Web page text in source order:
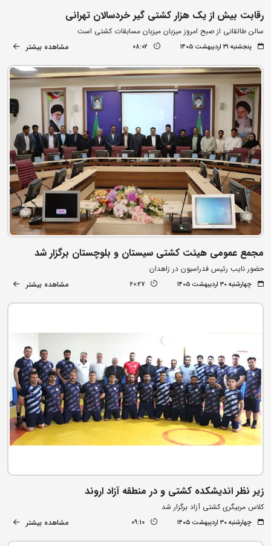
رقابت بیش از یک هزار کشتی گیر خردسالان تهرانی
سالن طالقانی از صبح امروز میزبان میزبان مسابقات کشتی است
پنجشنبه ۳۱ اردیبهشت ۱۴۰۵ 08:02 مشاهده بیشتر
مجمع عمومی هیئت کشتی سیستان و بلوچستان برگزار شد
حضور نایب رئیس فدراسیون در زاهدان
چهارشنبه ۳۰ اردیبهشت ۱۴۰۵ 20:27 مشاهده بیشتر
زیر نظر اندیشکده کشتی و در منطقه آزاد اروند
کلاس مربیگری کشتی آزاد برگزار شد
چهارشنبه ۳۰ اردیبهشت ۱۴۰۵ 09:10 مشاهده بیشتر